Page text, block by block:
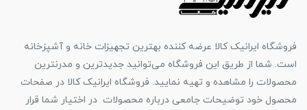
فروشگاه ایرانیک کالا عرضه کننده بهترین تجهیزات خانه و آشپزخانه
است. شما از طریق این فروشگاه می‌توانید جدیدترین و مدرنترین
محصولات را مشاهده و تهیه نمایید. فروشگاه ایرانیک کالا در صفحات
محصول خود توضیحات جامعی درباره محصولات در اختیار شما قرار